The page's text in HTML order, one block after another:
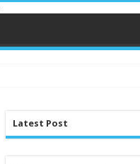
Latest Post